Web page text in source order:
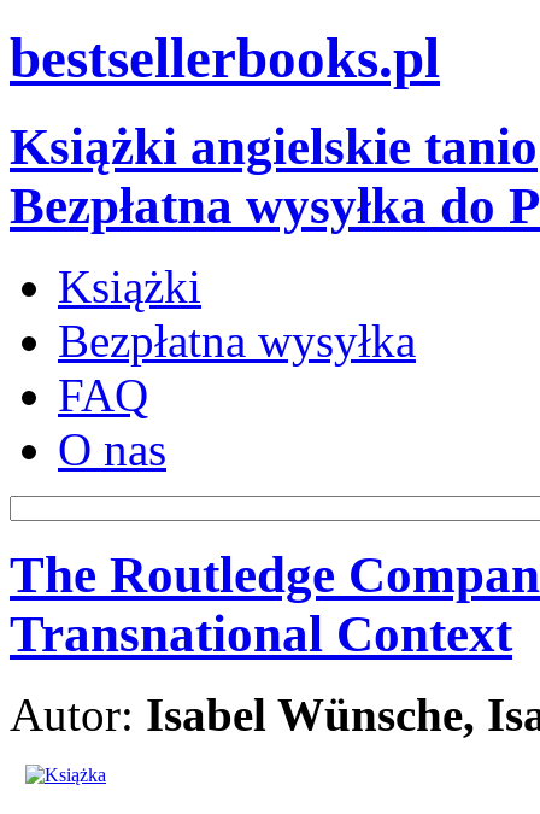
bestsellerbooks.pl
Książki angielskie tanio
Bezpłatna wysyłka do
Książki
Bezpłatna wysyłka
FAQ
O nas
The Routledge
Transnational Context
Autor: Isabel Wünsche,